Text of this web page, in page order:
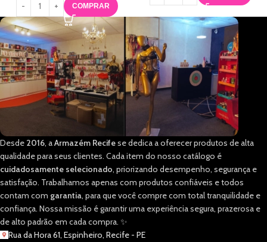
COMPRAR
Desde 2016, aArmazém Recifese dedica a oferecer produtos de alta
qualidade para seus clientes. Cada item do nosso catálogo é
cuidadosamente selecionado, priorizando desempenho, segurança e
satisfação. Trabalhamos apenas com produtos confiáveis e todos
contam com garantia, para que você compre com total tranquilidade e
confiança. Nossa missão é garantir uma experiência segura, prazerosa e
de alto padrão em cada compra. ✨
Rua da Hora 61, Espinheiro, Recife - PE